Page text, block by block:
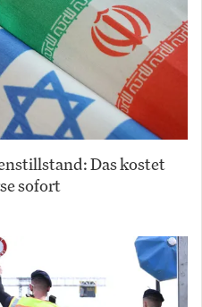
Das kostet
sofort